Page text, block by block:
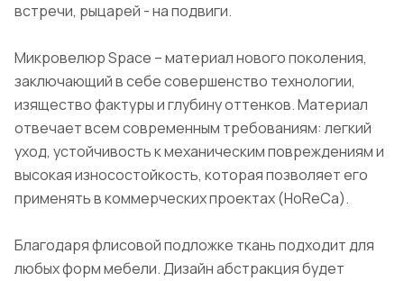
встречи, рыцарей - на подвиги.
Микровелюр Space – материал нового поколения,
заключающий в себе совершенство технологии,
изящество фактуры и глубину оттенков. Материал
отвечает всем современным требованиям: легкий
уход, устойчивость к механическим повреждениям и
высокая износостойкость, которая позволяет его
применять в коммерческих проектах (HoReCa).
Благодаря флисовой подложке ткань подходит для
любых форм мебели. Дизайн абстракция будет